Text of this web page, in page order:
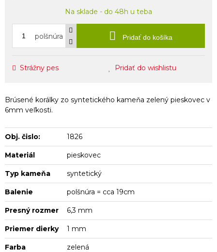
Na sklade - do 48h u teba
polšnúra Pridať do košíka
Strážny pes Pridať do wishlistu
Brúsené korálky zo syntetického kameňa zelený pieskovec v
6mm veľkosti.
Obj. čislo: 1826
Materiál pieskovec
Typ kameňa syntetický
Balenie polšnúra = cca 19cm
Presný rozmer 6,3 mm
Priemer dierky 1 mm
Farba zelená